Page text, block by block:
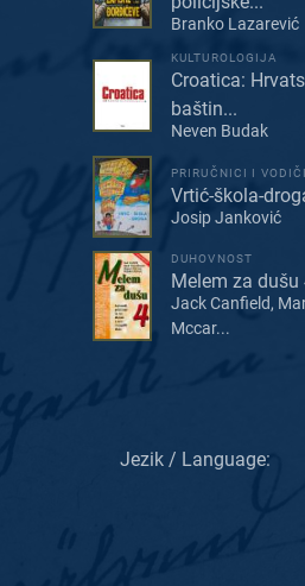
Branko Lazarević
KULTUROLOGIJA
Croatica:
baštin...
Neven Budak
PRIRUČNICI I VODIČI
Vrtić-škola-
Josip Janković
DUHOVNOST
Melem za dušu
Jack Canfield,
Mccar...
Jezik / Language: